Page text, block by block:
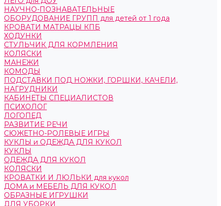
НАУЧНО-ПОЗНАВАТЕЛЬНЫЕ
ОБОРУДОВАНИЕ ГРУПП для детей от 1 года
КРОВАТИ МАТРАЦЫ КПБ
ХОДУНКИ
СТУЛЬЧИК ДЛЯ КОРМЛЕНИЯ
КОЛЯСКИ
МАНЕЖИ
КОМОДЫ
ПОДСТАВКИ ПОД НОЖКИ, ГОРШКИ, КАЧЕЛИ,
НАГРУДНИКИ
КАБИНЕТЫ СПЕЦИАЛИСТОВ
ПСИХОЛОГ
ЛОГОПЕД
РАЗВИТИЕ РЕЧИ
СЮЖЕТНО-РОЛЕВЫЕ ИГРЫ
КУКЛЫ и ОДЕЖДА ДЛЯ КУКОЛ
КУКЛЫ
ОДЕЖДА ДЛЯ КУКОЛ
КОЛЯСКИ
КРОВАТКИ И ЛЮЛЬКИ для кукол
ДОМА и МЕБЕЛЬ ДЛЯ КУКОЛ
ОБРАЗНЫЕ ИГРУШКИ
ДЛЯ УБОРКИ